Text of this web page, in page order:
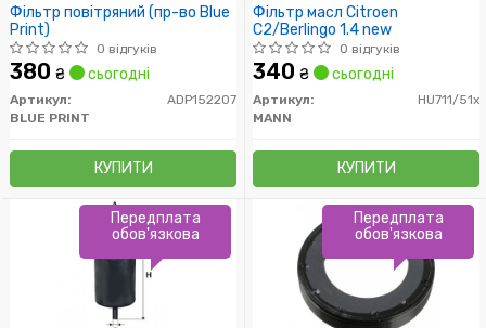
Фільтр повітряний (пр-во Blue
Print)
0 відгуків
380 ₴ сьогодні
Артикул:
ADP152207
BLUE PRINT
КУПИТИ
Фільтр масл Citroen
C2/Berlingo 1.4 new
0 відгуків
340 ₴ сьогодні
Артикул:
HU711/51x
MANN
КУПИТИ
Передплата
обов'язкова
Передплата
обов'язкова